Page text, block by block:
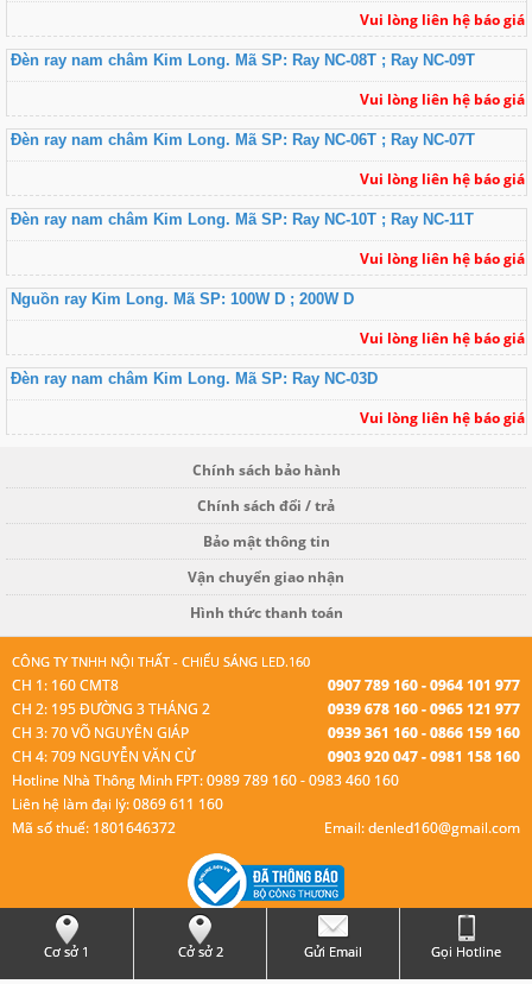
Vui lòng liên hệ báo giá
Đèn ray nam châm Kim Long. Mã SP: Ray NC-08T ; Ray NC-09T
Vui lòng liên hệ báo giá
Đèn ray nam châm Kim Long. Mã SP: Ray NC-06T ; Ray NC-07T
Vui lòng liên hệ báo giá
Đèn ray nam châm Kim Long. Mã SP: Ray NC-10T ; Ray NC-11T
Vui lòng liên hệ báo giá
Nguồn ray Kim Long. Mã SP: 100W D ; 200W D
Vui lòng liên hệ báo giá
Đèn ray nam châm Kim Long. Mã SP: Ray NC-03D
Vui lòng liên hệ báo giá
Chính sách bảo hành
Chính sách đổi / trả
Bảo mật thông tin
Vận chuyển giao nhận
Hình thức thanh toán
CÔNG TY TNHH NỘI THẤT - CHIẾU SÁNG LED.160
CH 1: 160 CMT8
0907 789 160 - 0964 101 977
CH 2: 195 ĐƯỜNG 3 THÁNG 2
0939 678 160 - 0965 121 977
CH 3: 70 VÕ NGUYÊN GIÁP
0939 361 160 - 0866 159 160
CH 4: 709 NGUYỄN VĂN CỪ
0903 920 047 - 0981 158 160
Hotline Nhà Thông Minh FPT: 0989 789 160 - 0983 460 160
Liên hệ làm đại lý: 0869 611 160
Mã số thuế: 1801646372
Email: denled160@gmail.com
© Bản quyền thuộc Led 160.
Cơ sở 1
Cở sở 2 Gửi Email Gọi Hotline